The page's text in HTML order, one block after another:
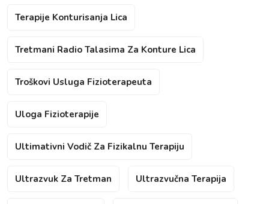
Terapije Konturisanja Lica
Tretmani Radio Talasima Za Konture Lica
Troškovi Usluga Fizioterapeuta
Uloga Fizioterapije
Ultimativni Vodič Za Fizikalnu Terapiju
Ultrazvuk Za Tretman Ultrazvučna Terapija